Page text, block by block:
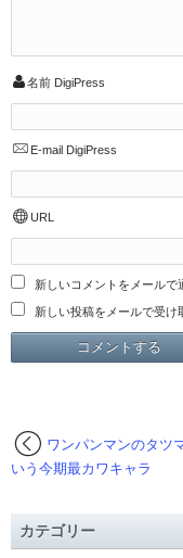
名前 DigiPress
E-mail DigiPress
URL
新しいコメントをメールで
新しい投稿をメールで受け
ワンパンマンのタツ
いう今期最カワキャラ
カテゴリー